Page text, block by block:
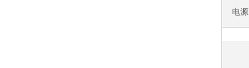
电源